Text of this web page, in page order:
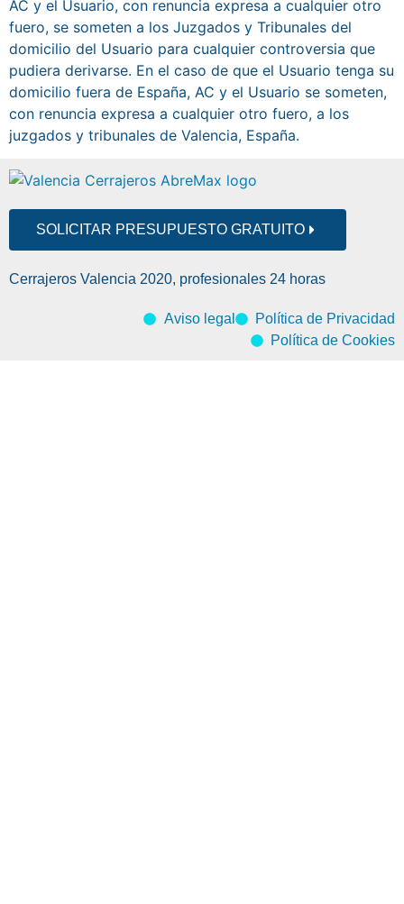
AC y el Usuario, con renuncia expresa a cualquier otro
fuero, se someten a los Juzgados y Tribunales del
domicilio del Usuario para cualquier controversia que
pudiera derivarse. En el caso de que el Usuario tenga su
domicilio fuera de España, AC y el Usuario se someten,
con renuncia expresa a cualquier otro fuero, a los
juzgados y tribunales de Valencia, España.
SOLICITAR PRESUPUESTO GRATUITO
Cerrajeros Valencia 2020, profesionales 24 horas
Aviso legal
Política de Privacidad
Política de Cookies